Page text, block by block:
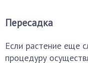
Пересадка
Если растение еще
процедуру